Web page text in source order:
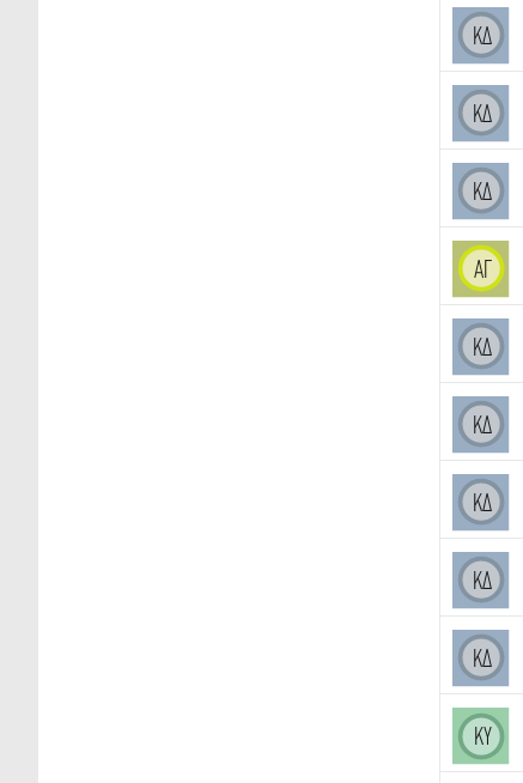
ΚΔ
ΚΔ
ΚΔ
ΑΓ
ΚΔ
ΚΔ
ΚΔ
ΚΔ
ΚΔ
ΚΥ